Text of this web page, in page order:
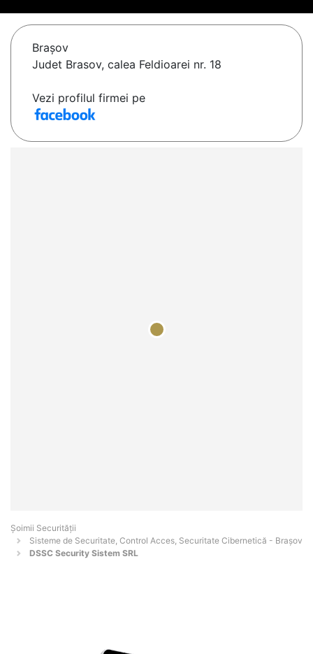
Braşov
Judet Brasov, calea Feldioarei nr. 18
Vezi profilul firmei pe
Șoimii Securității
Sisteme de Securitate, Control Acces, Securitate Cibernetică - Braşov
DSSC Security Sistem SRL